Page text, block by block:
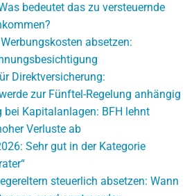
bedeutet das zu versteuernde
absetzen:
Direktversicherung:
zur Fünftel-Regelung anhängig
bei Kapitalanlagen: BFH lehnt
Verluste ab
Sehr gut in der Kategorie
steuerlich absetzen: Wann